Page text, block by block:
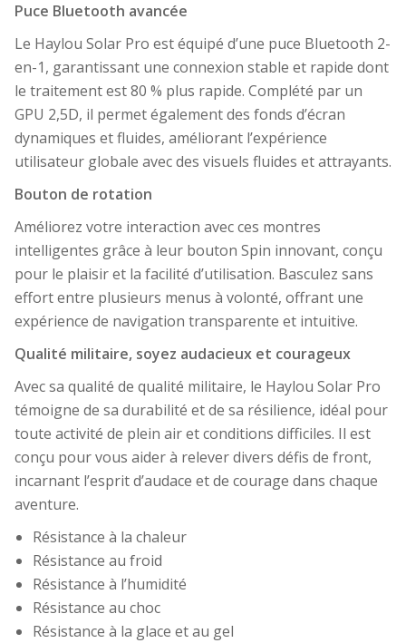
Puce Bluetooth avancée
Le Haylou Solar Pro est équipé d’une puce Bluetooth 2-
en-1, garantissant une connexion stable et rapide dont
le traitement est 80 % plus rapide. Complété par un
GPU 2,5D, il permet également des fonds d’écran
dynamiques et fluides, améliorant l’expérience
utilisateur globale avec des visuels fluides et attrayants.
Bouton de rotation
Améliorez votre interaction avec ces montres
intelligentes grâce à leur bouton Spin innovant, conçu
pour le plaisir et la facilité d’utilisation. Basculez sans
effort entre plusieurs menus à volonté, offrant une
expérience de navigation transparente et intuitive.
Qualité militaire, soyez audacieux et courageux
Avec sa qualité de qualité militaire, le Haylou Solar Pro
témoigne de sa durabilité et de sa résilience, idéal pour
toute activité de plein air et conditions difficiles. Il est
conçu pour vous aider à relever divers défis de front,
incarnant l’esprit d’audace et de courage dans chaque
aventure.
Résistance à la chaleur
Résistance au froid
Résistance à l’humidité
Résistance au choc
Résistance à la glace et au gel